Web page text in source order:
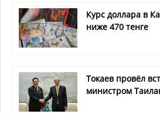
Курс доллара в
ниже 470 тенге
Токаев провёл
министром